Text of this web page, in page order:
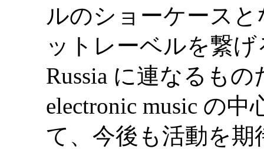
ルのショーケース
ットレーベルを繋
Russia に連なるも
electronic music の
て、今後も活動を期